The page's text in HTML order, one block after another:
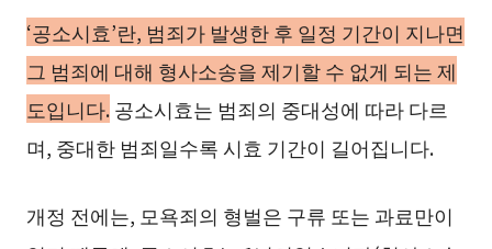
‘공소시효’란, 범죄가 발생한 후 일정 기간이 지나면
그 범죄에 대해 형사소송을 제기할 수 없게 되는 제
도입니다.공소시효는 범죄의 중대성에 따라 다르
며, 중대한 범죄일수록 시효 기간이 길어집니다.
개정 전에는, 모욕죄의 형벌은 구류 또는 과료만이